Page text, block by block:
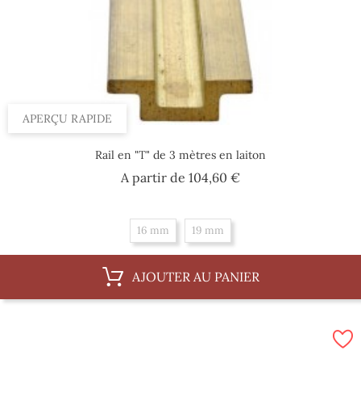
APERÇU RAPIDE
Rail en "T" de 3 mètres en laiton
A partir de 104,60 €Prix
16 mm 19 mm
AJOUTER AU PANIER